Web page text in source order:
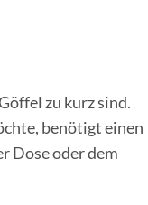
zu kurz sind.
benötigt einen
Dose oder dem